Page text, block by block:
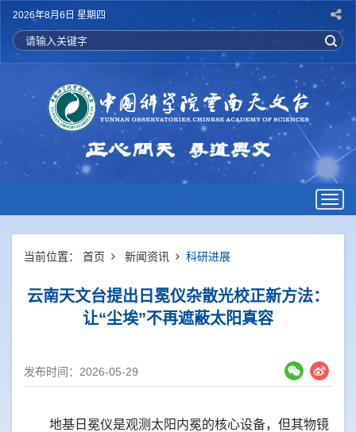
2026年8月6日 星期四
当前位置： 首页 新闻资讯 科研进展
云南天文台提出日冕仪杂散光校正新方法：
让“尘埃”不再遮蔽太阳真容
发布时间：2026-05-29
地基日冕仪是观测太阳内冕的核心设备，但其物镜